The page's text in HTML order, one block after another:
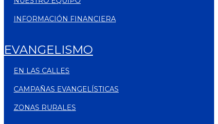
INFORMACIÓN FINANCIERA
EVANGELISMO
EN LAS CALLES
CAMPAÑAS EVANGELÍSTICAS
ZONAS RURALES